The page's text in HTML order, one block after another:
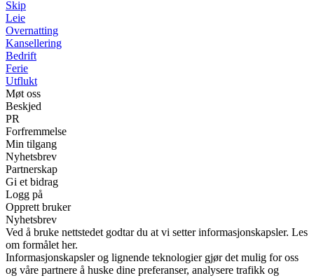
Skip
Leie
Overnatting
Kansellering
Bedrift
Ferie
Utflukt
Møt oss
Beskjed
PR
Forfremmelse
Min tilgang
Nyhetsbrev
Partnerskap
Gi et bidrag
Logg på
Opprett bruker
Nyhetsbrev
Ved å bruke nettstedet godtar du at vi setter informasjonskapsler. Les
om formålet her.
Informasjonskapsler og lignende teknologier gjør det mulig for oss
og våre partnere å huske dine preferanser, analysere trafikk og